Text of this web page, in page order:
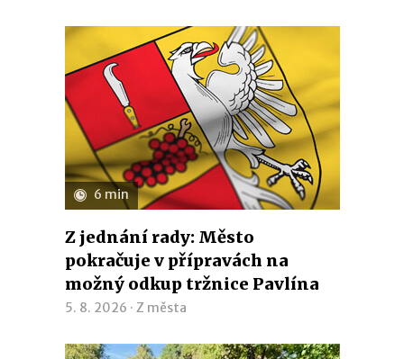
6 min
Z jednání rady: Město
pokračuje v přípravách na
možný odkup tržnice Pavlína
5. 8. 2026 · Z města